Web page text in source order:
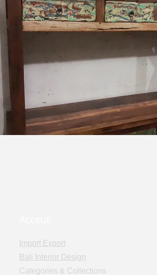
Import Export
Bali Interior Design
Categories & Collections